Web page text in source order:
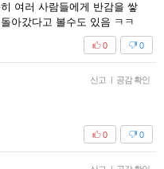
여러 사람들에게 반감을 쌓
아갔다고 볼수도 있음 ㅋㅋ
0
0
신고 | 공감 확인
0
0